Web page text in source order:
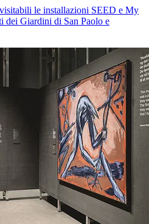
le installazioni SEED e My
dei Giardini di San Paolo e